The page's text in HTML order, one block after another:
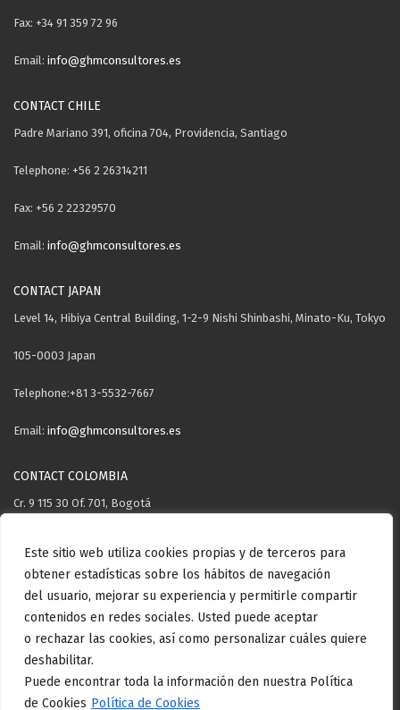
Este sitio web utiliza cookies propias y de terceros para
obtener estadísticas sobre los hábitos de navegación
del usuario, mejorar su experiencia y permitirle compartir
contenidos en redes sociales. Usted puede aceptar
o rechazar las cookies, así como personalizar cuáles quiere
deshabilitar.
Puede encontrar toda la información den nuestra Política
de Cookies Política de Cookies
Fax: +34 91 359 72 96
Email: info@ghmconsultores.es
CONTACT CHILE
Padre Mariano 391, oficina 704, Providencia, Santiago
Telephone: +56 2 26314211
Fax: +56 2 22329570
Email: info@ghmconsultores.es
CONTACT JAPAN
Level 14, Hibiya Central Building, 1-2-9 Nishi Shinbashi, Minato-Ku, Tokyo
105-0003 Japan
Telephone:+81 3-5532-7667
Email: info@ghmconsultores.es
CONTACT COLOMBIA
Cr. 9 115 30 Of. 701, Bogotá
Email:info@ghmconsultores.es
Copyright GHM Consultores © . All rights reserved.
de privacidad Politica de cookies Politica de calidad